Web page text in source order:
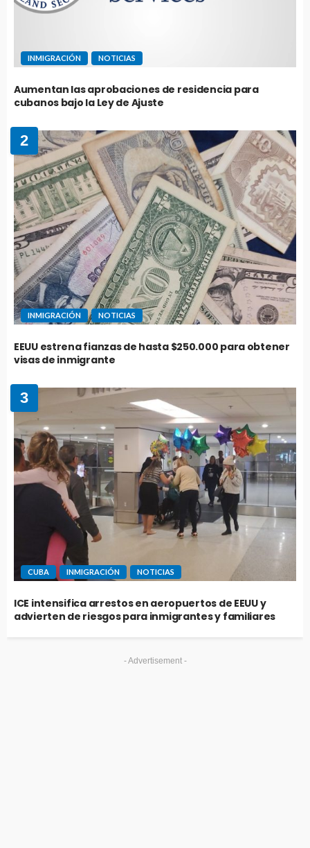
INMIGRACIÓN NOTICIAS
Aumentan las aprobaciones de residencia para
cubanos bajo la Ley de Ajuste
2
INMIGRACIÓN NOTICIAS
EEUU estrena fianzas de hasta $250.000 para obtener
visas de inmigrante
3
CUBA INMIGRACIÓN NOTICIAS
ICE intensifica arrestos en aeropuertos de EEUU y
advierten de riesgos para inmigrantes y familiares
- Advertisement -